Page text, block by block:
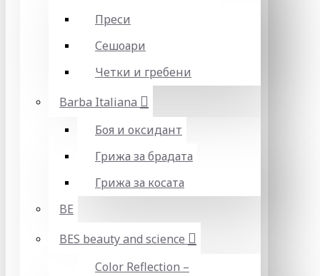
Преси
Сешоари
Четки и гребени
Barba Italiana
Боя и оксидант
Грижа за брадата
Грижа за косата
BE
BES beauty and science
Color Reflection –